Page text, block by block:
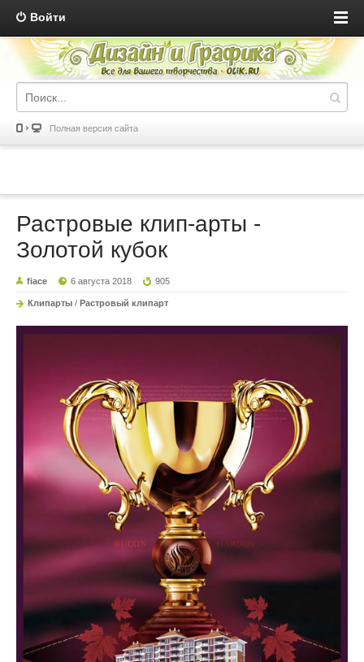
Войти
Полная версия сайта
Растровые клип-арты -
Золотой кубок
fiace 6 августа 2018 905
Клипарты / Растровый клипарт